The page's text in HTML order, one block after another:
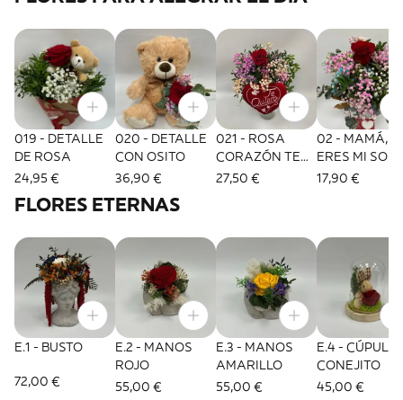
019 - DETALLE
DE ROSA
24,95 €
020 - DETALLE
CON OSITO
36,90 €
021 - ROSA
CORAZÓN TE
QUIERO MAMÁ
27,50 €
02 - MAMÁ,
ERES MI SOL
17,90 €
FLORES ETERNAS
E.1 - BUSTO
72,00 €
E.2 - MANOS
ROJO
55,00 €
E.3 - MANOS
AMARILLO
55,00 €
E.4 - CÚPULA
CONEJITO
45,00 €